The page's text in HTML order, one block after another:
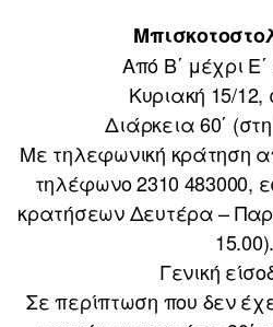
Από Β΄ μέχρι Ε΄
Κυριακή 15/12,
Διάρκεια 60΄
Με τηλεφωνική κράτηση
τηλέφωνο 2310 483000,
κρατήσεων Δευτέρα –
15.00).
Γενική
Σε περίπτωση που δεν